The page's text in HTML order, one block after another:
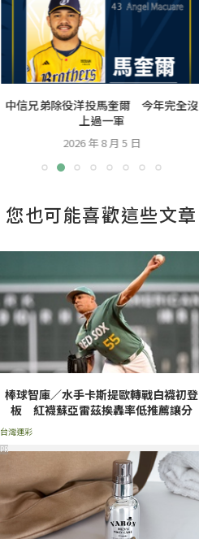
中信兄弟除役洋投馬奎爾 今年完全沒
上過一軍
2026 年 8 月 5 日
您也可能喜歡這些文章
棒球智庫／水手卡斯提歐轉戰白襪初登
板 紅襪蘇亞雷茲挨轟率低推薦讓分
台灣運彩
PR